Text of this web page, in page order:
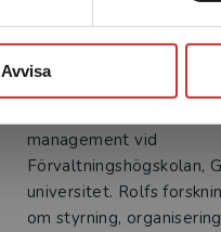
Avvisa
management vid
Förvaltningshögskolan,
universitet. Rolfs
om styrning,